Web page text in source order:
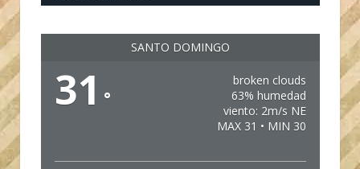
SANTO DOMINGO
31 °
broken clouds
63% humedad
viento: 2m/s NE
MAX 31 • MIN 30